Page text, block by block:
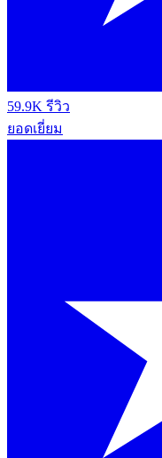
59.9K รีวิว
ยอดเยี่ยม